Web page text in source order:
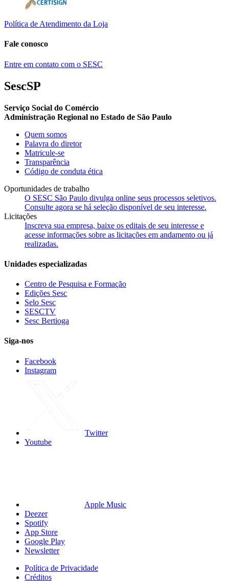
Política de Atendimento da Loja
Fale conosco
Entre em contato com o SESC
SescSP
Serviço Social do Comércio
Administração Regional no Estado de São Paulo
Quem somos
Palavra do diretor
Matricule-se
Transparência
Código de conduta ética
Oportunidades de trabalho
O SESC São Paulo divulga online seus processos seletivos.
Consulte agora se há seleção disponível de seu interesse.
Licitações
Inscreva sua empresa, baixe os editais de seu interesse e
acesse informações sobre as licitações em andamento ou já
realizadas.
Unidades especializadas
Centro de Pesquisa e Formação
Edições Sesc
Selo Sesc
SESCTV
Sesc Bertioga
Siga-nos
Facebook
Instagram
Twitter
Youtube
Apple Music
Deezer
Spotify
App Store
Google Play
Newsletter
Política de Privacidade
Créditos